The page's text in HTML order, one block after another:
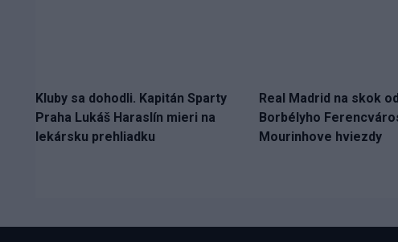
Kluby sa dohodli. Kapitán Sparty
Praha Lukáš Haraslín mieri na
lekársku prehliadku
Real Madrid na skok
Borbélyho
Mourinhove hviezdy